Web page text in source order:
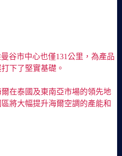
谷市中心也僅131公里，為產品
下了堅實基礎。
在泰國及東南亞市場的領先地
將大幅提升海爾空調的產能和